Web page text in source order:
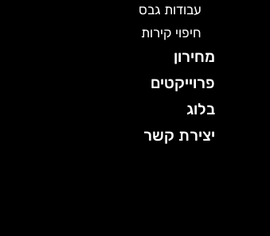
עבודות גבס
חיפוי קירות
מחירון
פרוייקטים
בלוג
יצירת קשר